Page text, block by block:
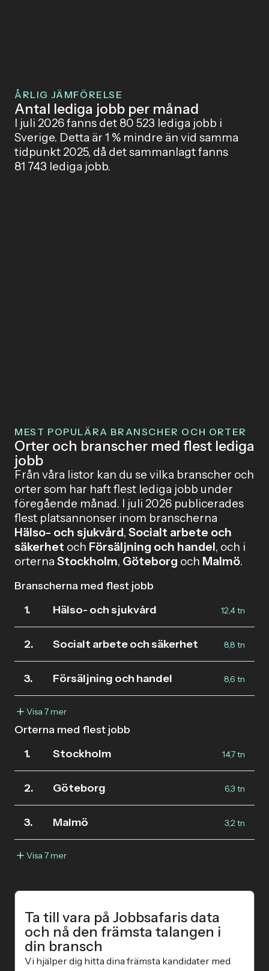
ÅRLIG JÄMFÖRELSE
Antal lediga jobb per månad
I juli 2026 fanns det 80 523 lediga jobb i
Sverige. Detta är 1 % mindre än vid samma
tidpunkt 2025, då det sammanlagt fanns
81 743 lediga jobb.
MEST POPULÄRA BRANSCHER OCH ORTER
Orter och branscher med flest lediga
jobb
Från våra listor kan du se vilka branscher och
orter som har haft flest lediga jobb under
föregående månad. I juli 2026 publicerades
flest platsannonser inom branscherna
Hälso- och sjukvård, Socialt arbete och
säkerhet och Försäljning och handel, och i
orternaStockholm, Göteborg och Malmö.
Branscherna med flest jobb
1.
Hälso- och sjukvård 12,4 tn
2. Socialt arbete och säkerhet 8,8 tn
3. Försäljning och handel 8,6 tn
Visa 7 mer
Orterna med flest jobb
1.
Stockholm 14,7 tn
2. Göteborg 6,3 tn
3. Malmö 3,2 tn
Visa 7 mer
Ta till vara på Jobbsafaris data
och nå den främsta talangen i
din bransch
Vi hjälper dig hitta dina främsta kandidater med